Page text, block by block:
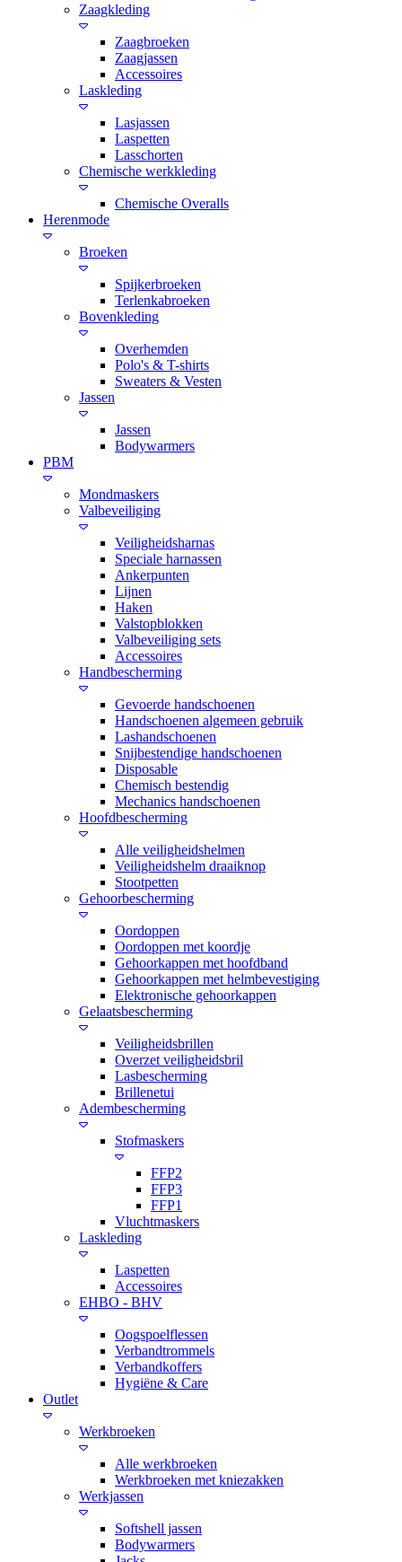
Zaagkleding
Zaagbroeken
Zaagjassen
Accessoires
Laskleding
Lasjassen
Laspetten
Lasschorten
Chemische werkkleding
Chemische Overalls
Herenmode
Broeken
Spijkerbroeken
Terlenkabroeken
Bovenkleding
Overhemden
Polo's & T-shirts
Sweaters & Vesten
Jassen
Jassen
Bodywarmers
PBM
Mondmaskers
Valbeveiliging
Veiligheidsharnas
Speciale harnassen
Ankerpunten
Lijnen
Haken
Valstopblokken
Valbeveiliging sets
Accessoires
Handbescherming
Gevoerde handschoenen
Handschoenen algemeen gebruik
Lashandschoenen
Snijbestendige handschoenen
Disposable
Chemisch bestendig
Mechanics handschoenen
Hoofdbescherming
Alle veiligheidshelmen
Veiligheidshelm draaiknop
Stootpetten
Gehoorbescherming
Oordoppen
Oordoppen met koordje
Gehoorkappen met hoofdband
Gehoorkappen met helmbevestiging
Elektronische gehoorkappen
Gelaatsbescherming
Veiligheidsbrillen
Overzet veiligheidsbril
Lasbescherming
Brillenetui
Adembescherming
Stofmaskers
FFP2
FFP3
FFP1
Vluchtmaskers
Laskleding
Laspetten
Accessoires
EHBO - BHV
Oogspoelflessen
Verbandtrommels
Verbandkoffers
Hygiëne & Care
Outlet
Werkbroeken
Alle werkbroeken
Werkbroeken met kniezakken
Werkjassen
Softshell jassen
Bodywarmers